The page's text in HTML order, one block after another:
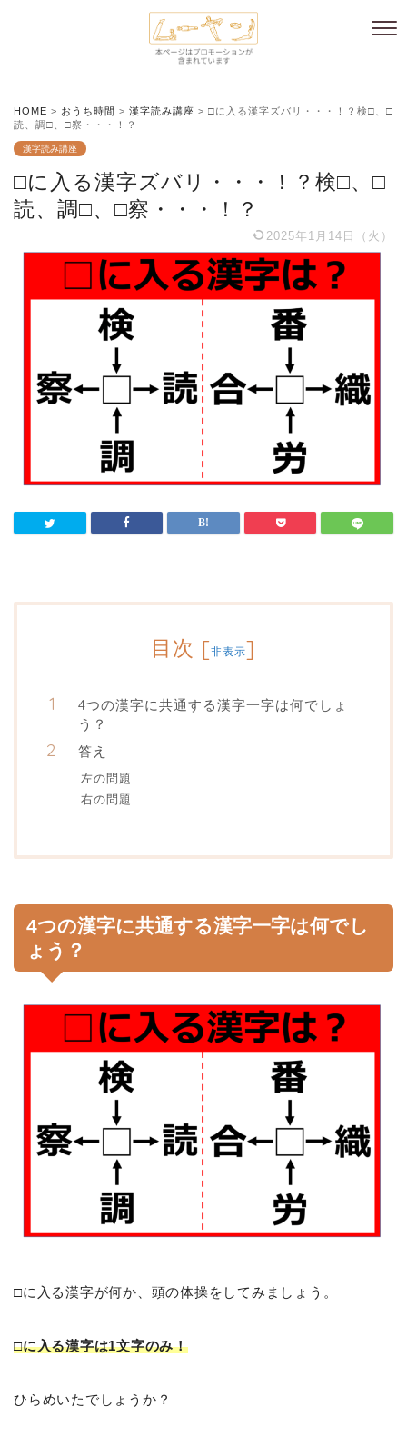
HOME > おうち時間 > 漢字読み講座 > □に入る漢字ズバリ・・・！？検□、□
読、調□、□察・・・！？
漢字読み講座
□に入る漢字ズバリ・・・！？検□、□
読、調□、□察・・・！？
2025年1月14日（火）
目次 [非表示]
4つの漢字に共通する漢字一字は何でしょ
う？
答え
左の問題
右の問題
4つの漢字に共通する漢字一字は何でし
ょう？
□に入る漢字が何か、頭の体操をしてみましょう。
□に入る漢字は1文字のみ！
ひらめいたでしょうか？